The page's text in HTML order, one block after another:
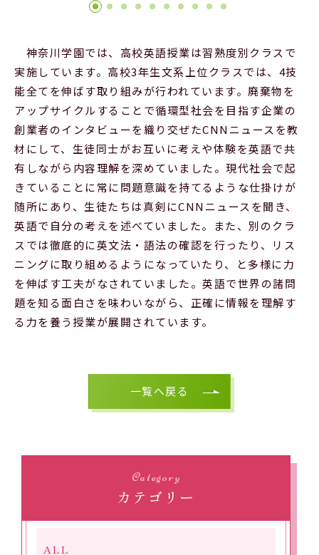
神奈川学園では、高校英語授業は習熟度別クラスで
実施しています。高校3年生文系上位クラスでは、4技
能全てを伸ばす取り組みが行われています。廃棄物を
アップサイクルすることで循環型社会を目指す企業の
創業者のインタビューを織り交ぜたCNNニュースを教
材にして、生徒同士がお互いに考えや体験を英語で共
有しながら内容理解を深めていました。現代社会で起
きていることに常に問題意識を持てるような仕掛けが
随所にあり、生徒たちは真剣にCNNニュースを聞き、
英語で自分の考えを述べていました。また、別のクラ
スでは徹底的に英文法・語法の確認を行ったり、リス
ニングに取り組めるようになっていたり、と多様に力
を伸ばす工夫がなされていました。英語で世界の諸問
題を知る面白さを味わいながら、正確に情報を理解す
る力を養う授業が展開されています。
一覧へ戻る
Category
カテゴリー
ALL